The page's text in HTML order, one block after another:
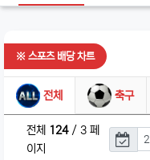
※ 스포츠 배당 차트
전체 축구
전체 124/ 3 페
이지